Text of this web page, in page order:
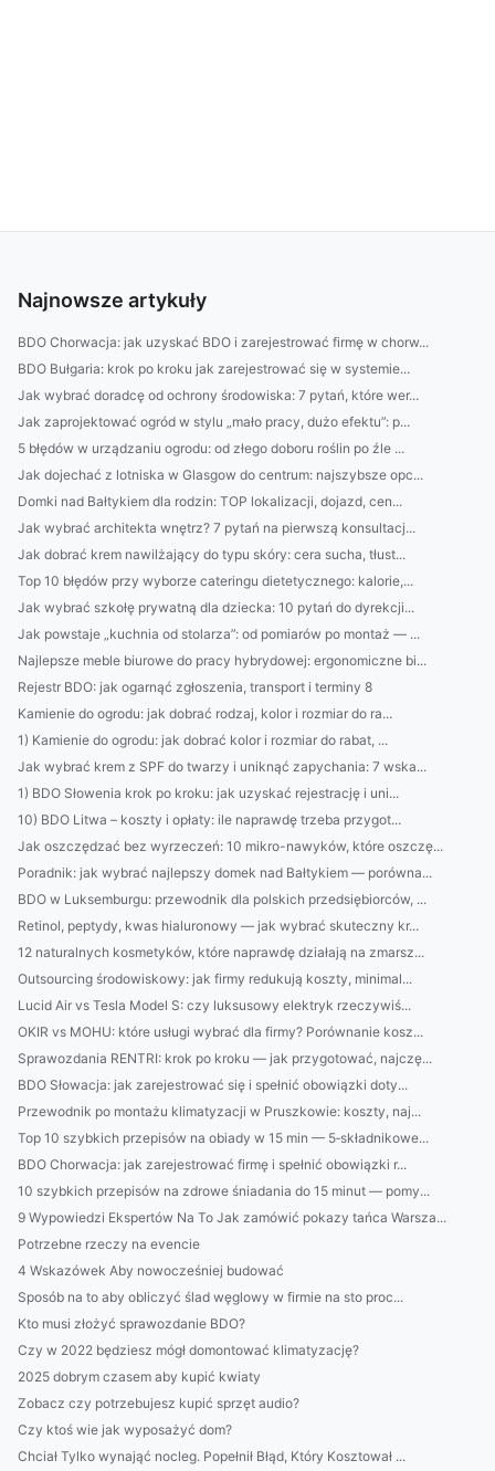
Najnowsze artykuły
BDO Chorwacja: jak uzyskać BDO i zarejestrować firmę w chorw...
BDO Bułgaria: krok po kroku jak zarejestrować się w systemie...
Jak wybrać doradcę od ochrony środowiska: 7 pytań, które wer...
Jak zaprojektować ogród w stylu „mało pracy, dużo efektu”: p...
5 błędów w urządzaniu ogrodu: od złego doboru roślin po źle ...
Jak dojechać z lotniska w Glasgow do centrum: najszybsze opc...
Domki nad Bałtykiem dla rodzin: TOP lokalizacji, dojazd, cen...
Jak wybrać architekta wnętrz? 7 pytań na pierwszą konsultacj...
Jak dobrać krem nawilżający do typu skóry: cera sucha, tłust...
Top 10 błędów przy wyborze cateringu dietetycznego: kalorie,...
Jak wybrać szkołę prywatną dla dziecka: 10 pytań do dyrekcji...
Jak powstaje „kuchnia od stolarza”: od pomiarów po montaż — ...
Najlepsze meble biurowe do pracy hybrydowej: ergonomiczne bi...
Rejestr BDO: jak ogarnąć zgłoszenia, transport i terminy 8
Kamienie do ogrodu: jak dobrać rodzaj, kolor i rozmiar do ra...
1) Kamienie do ogrodu: jak dobrać kolor i rozmiar do rabat, ...
Jak wybrać krem z SPF do twarzy i uniknąć zapychania: 7 wska...
1) BDO Słowenia krok po kroku: jak uzyskać rejestrację i uni...
10) BDO Litwa – koszty i opłaty: ile naprawdę trzeba przygot...
Jak oszczędzać bez wyrzeczeń: 10 mikro-nawyków, które oszczę...
Poradnik: jak wybrać najlepszy domek nad Bałtykiem — porówna...
BDO w Luksemburgu: przewodnik dla polskich przedsiębiorców, ...
Retinol, peptydy, kwas hialuronowy — jak wybrać skuteczny kr...
12 naturalnych kosmetyków, które naprawdę działają na zmarsz...
Outsourcing środowiskowy: jak firmy redukują koszty, minimal...
Lucid Air vs Tesla Model S: czy luksusowy elektryk rzeczywiś...
OKIR vs MOHU: które usługi wybrać dla firmy? Porównanie kosz...
Sprawozdania RENTRI: krok po kroku — jak przygotować, najczę...
BDO Słowacja: jak zarejestrować się i spełnić obowiązki doty...
Przewodnik po montażu klimatyzacji w Pruszkowie: koszty, naj...
Top 10 szybkich przepisów na obiady w 15 min — 5‑składnikowe...
BDO Chorwacja: jak zarejestrować firmę i spełnić obowiązki r...
10 szybkich przepisów na zdrowe śniadania do 15 minut — pomy...
9 Wypowiedzi Ekspertów Na To Jak zamówić pokazy tańca Warsza...
Potrzebne rzeczy na evencie
4 Wskazówek Aby nowocześniej budować
Sposób na to aby obliczyć ślad węglowy w firmie na sto proc...
Kto musi złożyć sprawozdanie BDO?
Czy w 2022 będziesz mógł domontować klimatyzację?
2025 dobrym czasem aby kupić kwiaty
Zobacz czy potrzebujesz kupić sprzęt audio?
Czy ktoś wie jak wyposażyć dom?
Chciał Tylko wynająć nocleg. Popełnił Błąd, Który Kosztował ...